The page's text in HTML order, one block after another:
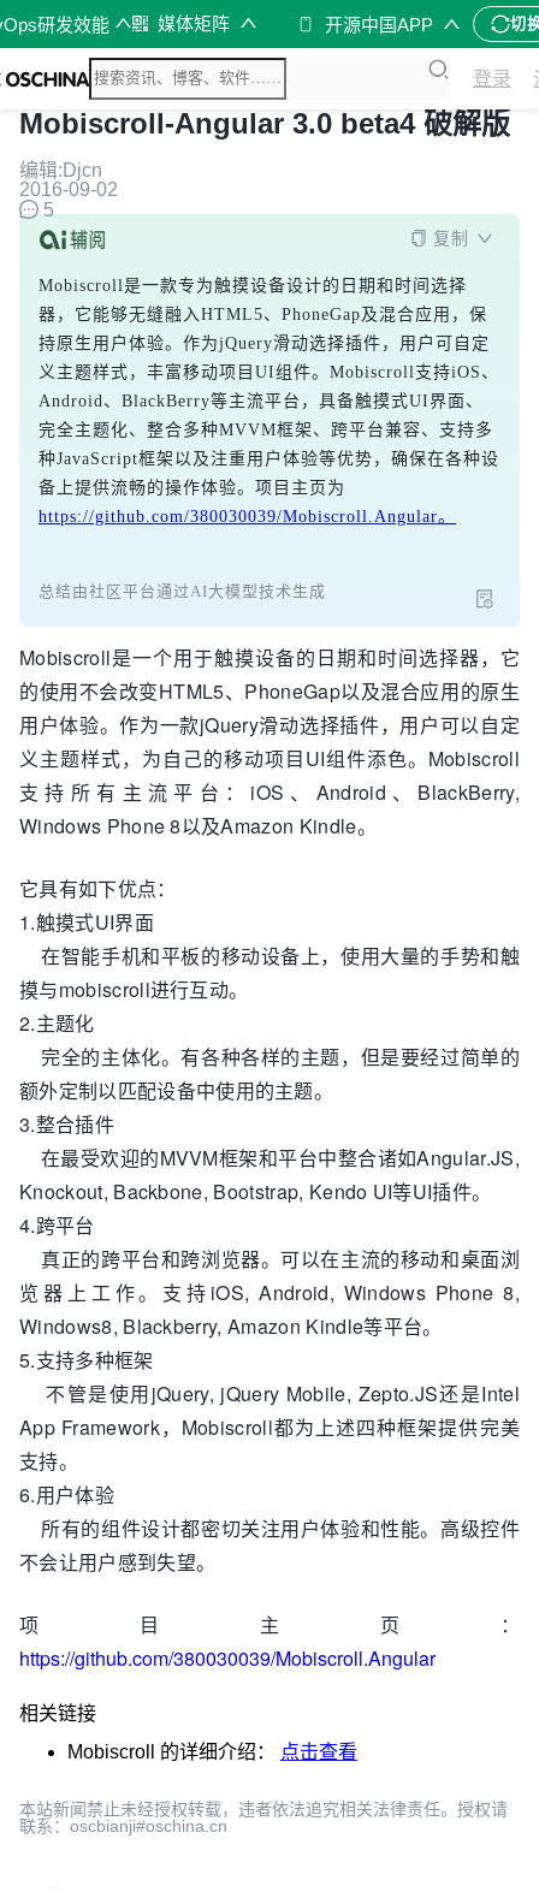
研发效能 媒体矩阵 开源中国APP 切
登录
Mobiscroll-Angular 3.0 beta4 破解版
编辑:Djcn
2016-09-02
5
复制
Mobiscroll是一款专为触摸设备设计的日期和时间选择
器，它能够无缝融入HTML5、PhoneGap及混合应用，保
持原生用户体验。作为jQuery滑动选择插件，用户可自定
义主题样式，丰富移动项目UI组件。Mobiscroll支持iOS、
Android、BlackBerry等主流平台，具备触摸式UI界面、
完全主题化、整合多种MVVM框架、跨平台兼容、支持多
种JavaScript框架以及注重用户体验等优势，确保在各种设
备上提供流畅的操作体验。项目主页为
https://github.com/380030039/Mobiscroll.Angular。
总结由社区平台通过AI大模型技术生成
Mobiscroll是一个用于触摸设备的日期和时间选择器，它
的使用不会改变HTML5、PhoneGap以及混合应用的原生
用户体验。作为一款jQuery滑动选择插件，用户可以自定
义主题样式，为自己的移动项目UI组件添色。Mobiscroll
支持所有主流平台：iOS、Android、BlackBerry,
Windows Phone 8以及Amazon Kindle。
它具有如下优点：
1.触摸式UI界面
在智能手机和平板的移动设备上，使用大量的手势和触
摸与mobiscroll进行互动。
2.主题化
完全的主体化。有各种各样的主题，但是要经过简单的
额外定制以匹配设备中使用的主题。
3.整合插件
在最受欢迎的MVVM框架和平台中整合诸如Angular.JS,
Knockout, Backbone, Bootstrap, Kendo UI等UI插件。
4.跨平台
真正的跨平台和跨浏览器。可以在主流的移动和桌面浏
览器上工作。支持iOS, Android, Windows Phone 8,
Windows8, Blackberry, Amazon Kindle等平台。
5.支持多种框架
不管是使用jQuery, jQuery Mobile, Zepto.JS还是Intel
App Framework，Mobiscroll都为上述四种框架提供完美
支持。
6.用户体验
所有的组件设计都密切关注用户体验和性能。高级控件
不会让用户感到失望。
项目主页：
https://github.com/380030039/Mobiscroll.Angular
相关链接
Mobiscroll
的详细介绍： 点击查看
本站新闻禁止未经授权转载，违者依法追究相关法律责任。授权请
联系：oscbianji#oschina.cn